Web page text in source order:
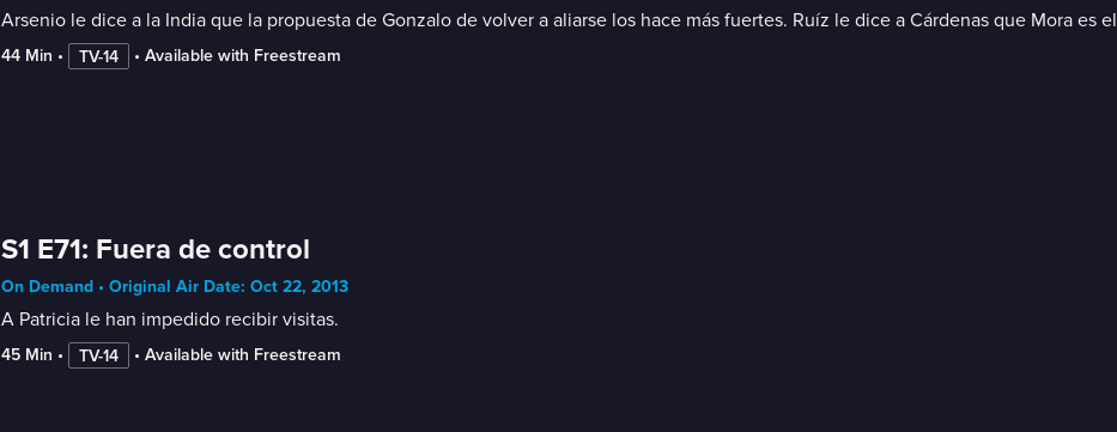
Arsenio le dice a la India que la propuesta de Gonzalo de volver a aliarse los hace más fuertes. Ruíz le dice a Cárdenas que Mora
44 Min • TV-14 • Available with Freestream
S1 E71: Fuera de control
On Demand • Original Air Date: Oct 22, 2013
A Patricia le han impedido recibir visitas.
45 Min • TV-14 • Available with Freestream